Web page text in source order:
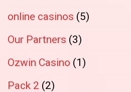
online casinos (5)
Our Partners (3)
Ozwin Casino (1)
Pack 2 (2)